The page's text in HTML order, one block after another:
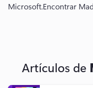
Probar gratis
Microsoft.Encontrar
Artículos de